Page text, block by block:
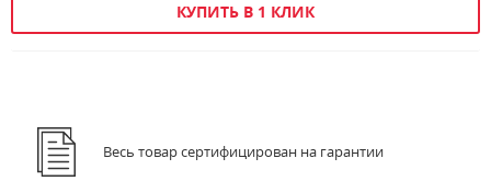
КУПИТЬ В 1 КЛИК
Весь товар сертифицирован на гарантии